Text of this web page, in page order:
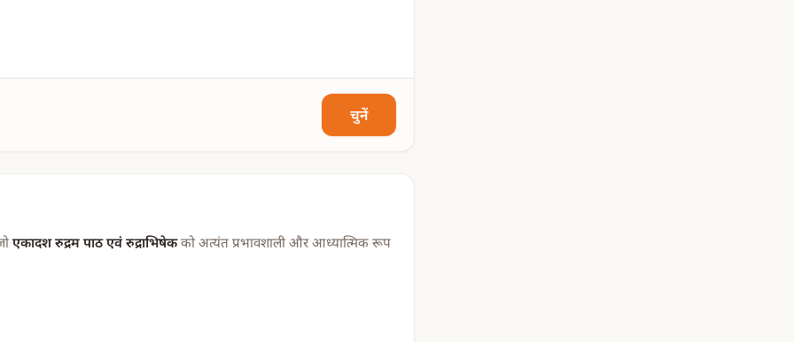
चुनें
एकादश रुद्रम पाठ एवं रुद्राभिषेकको अत्यंत प्रभावशाली और आध्यात्मिक रूप